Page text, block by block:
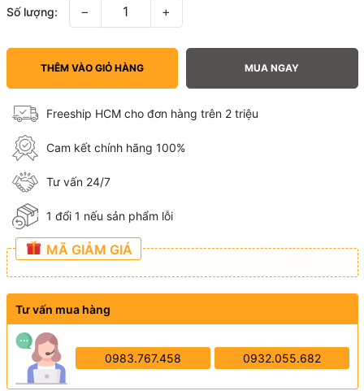
Số lượng: − +
THÊM VÀO GIỎ HÀNG MUA NGAY
Freeship HCM cho đơn hàng trên 2 triệu
Cam kết chính hãng 100%
Tư vấn 24/7
1 đổi 1 nếu sản phẩm lỗi
MÃ GIẢM GIÁ
Tư vấn mua hàng
0983.767.458 0932.055.682